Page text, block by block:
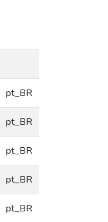
pt_BR
pt_BR
pt_BR
pt_BR
pt_BR